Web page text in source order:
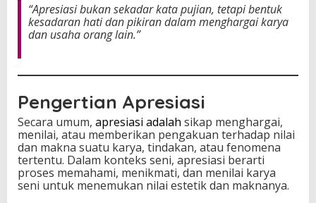
n
t
n
a
D
a
l
a
m
K
e
“Apresiasi bukan sekadar kata pujian, tetapi bentuk
kesadaran hati dan pikiran dalam menghargai karya
dan usaha orang lain.”
Pengertian Apresiasi
Secara umum, apresiasi adalah sikap menghargai,
menilai, atau memberikan pengakuan terhadap nilai
dan makna suatu karya, tindakan, atau fenomena
tertentu. Dalam konteks seni, apresiasi berarti
proses memahami, menikmati, dan menilai karya
seni untuk menemukan nilai estetik dan maknanya.